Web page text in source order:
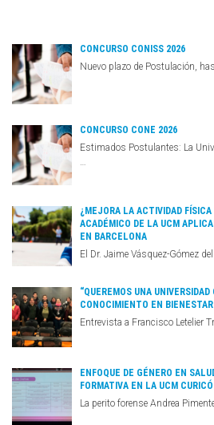
CONCURSO CONISS 2026
Nuevo plazo de Postulación,
CONCURSO CONE 2026
Estimados Postulantes: La
…
¿MEJORA LA ACTIVIDAD
ACADÉMICO DE LA UCM
EN BARCELONA
El Dr. Jaime Vásquez-Gómez
“QUEREMOS UNA
CONOCIMIENTO EN
Entrevista a Francisco Letelier
ENFOQUE DE GÉNERO EN
FORMATIVA EN LA UCM CURICÓ
La perito forense Andrea